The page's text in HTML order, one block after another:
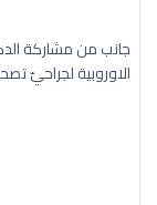
جانب من مشاركة
الاوروبية لجراحيّ